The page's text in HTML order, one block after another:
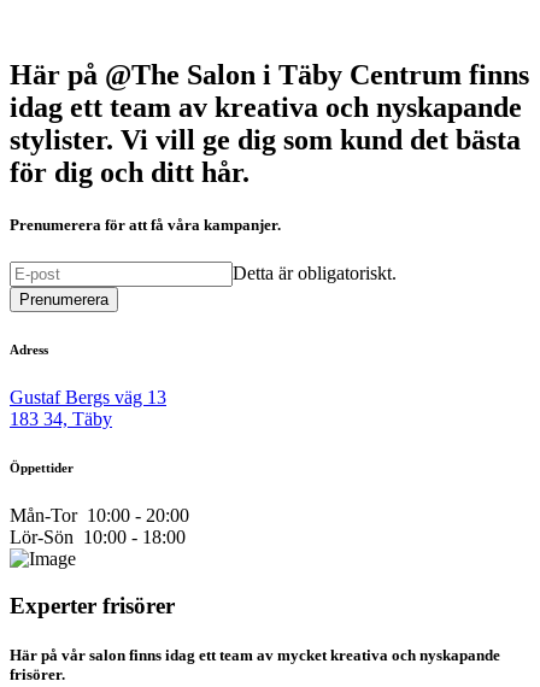
Här på @The Salon i Täby Centrum finns
idag ett team av kreativa och nyskapande
stylister. Vi vill ge dig som kund det bästa
för dig och ditt hår.
Prenumerera för att få våra kampanjer.
Detta är obligatoriskt.
Prenumerera
Adress
Gustaf Bergs väg 13
183 34, Täby
Öppettider
Mån-Tor 10:00 - 20:00
Lör-Sön 10:00 - 18:00
Experter frisörer
Här på vår salon finns idag ett team av mycket kreativa och nyskapande
frisörer.